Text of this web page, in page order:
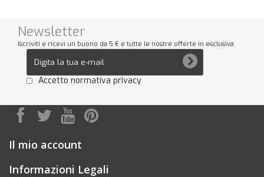
Newsletter
Iscriviti e ricevi un buono da 5 € e tutte le nostre offerte in esclusiva
Accetto normativa privacy
Il mio account
Informazioni Legali